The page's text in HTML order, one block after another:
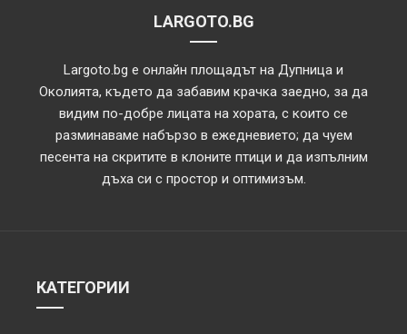
LARGOTO.BG
Largoto.bg е онлайн площадът на Дупница и
Околията, където да забавим крачка заедно, за да
видим по-добре лицата на хората, с които се
разминаваме набързо в ежедневието; да чуем
песента на скритите в клоните птици и да изпълним
дъха си с простор и оптимизъм.
КАТЕГОРИИ